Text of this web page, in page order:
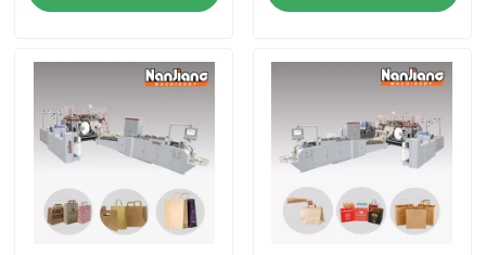
उत्पादों
हमारे बारे में
संपर्क करें